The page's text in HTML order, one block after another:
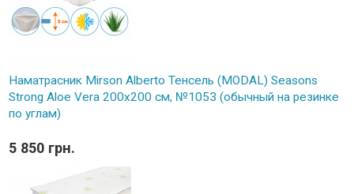
Наматрасник Mirson Alberto Тенсель (MODAL) Seasons
Strong Aloe Vera 200x200 см, №1053 (обычный на резинке
по углам)
5 850 грн.